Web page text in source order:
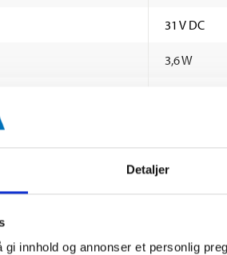
Detaljer
innhold og annonser et personlig
31 V DC
3,6 W